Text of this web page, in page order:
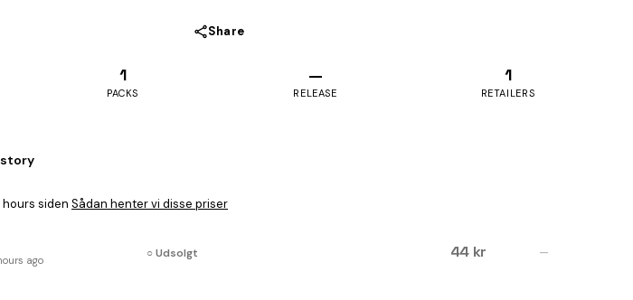
Share
1
PACKS
—
RELEASE
1
RETAILERS
siden Sådan henter vi disse priser
ago ○ Udsolgt 44 kr —